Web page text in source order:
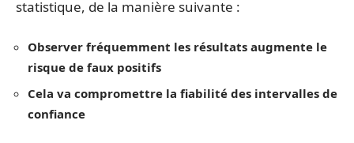
statistique, de la manière suivante :
Observer fréquemment les résultats augmente le
risque de faux positifs
Cela va compromettre la fiabilité des intervalles de
confiance